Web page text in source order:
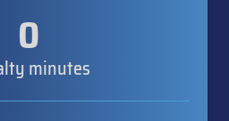
0
minutes